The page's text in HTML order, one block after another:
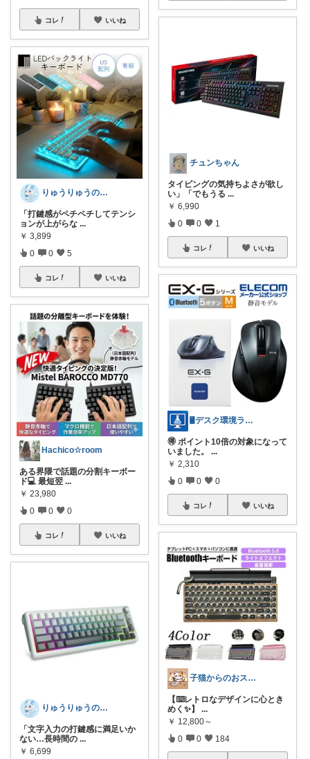
コレ いいね
りゅうりゅうの秘密の宝箱
「打鍵感がペチペチしてテンシ
ョンが上がらな ...
￥ 3,899
0 0 5
コレ いいね
Hachico☆room
ある界隈で話題の分割キーボー
ド💻 最短翌 ...
￥ 23,980
0 0 0
コレ いいね
りゅうりゅうの秘密の宝箱
「文字入力の打鍵感に満足いか
ない…長時間の ...
￥ 6,699
チュンちゃん
タイピングの気持ちよさが欲し
い」「でもうる ...
￥ 6,990
0 0 1
コレ いいね
🖥️デスク環境ラボ｜PCガジェット
🉐 ポイント10倍の対象になって
いました。
...
￥ 2,310
0 0 0
コレ いいね
子猫からのおススメ
【⌨️レトロなデザインに心とき
めく✨】 ...
￥ 12,800～
0 0 184